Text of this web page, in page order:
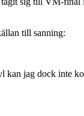
till sanning:
jag dock inte